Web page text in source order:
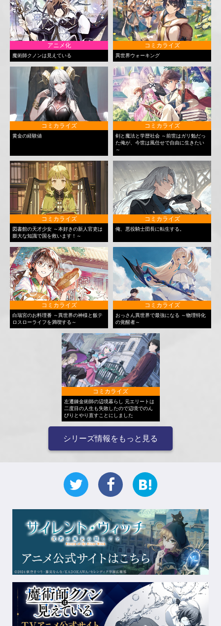
アニメ化
魔術師クノンは見えている
コミカライズ
異世界ウォーキング
コミカライズ
黄金の経験値
コミカライズ
剣と魔法と学歴社会 ～前世はガリ勉だっ
た俺が、今世は風任せで自由に生きたい
～
コミカライズ
図書館の天才少女 ～本好きの新人官吏は
膨大な知識で国を救います！～
コミカライズ
俺、悪役騎士団長に転生する。
コミカライズ
白瑞宮のお料理番 ～異世界の神様と飯テ
ロスローライフを満喫する～
コミカライズ
おっさん異世界で最強になる ～物理特化
の覚醒者～
コミカライズ
左遷錬金術師の辺境暮らし 元エリートは
二度目の人生も失敗したので辺境でのん
びりとやり直すことにしました
シリーズ情報をもっと見る